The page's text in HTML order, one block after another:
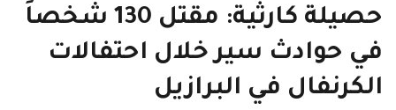
حصيلة كارثية: مقتل 130 شخصاً
في حوادث سير خلال احتفالات
الكرنفال في البرازيل